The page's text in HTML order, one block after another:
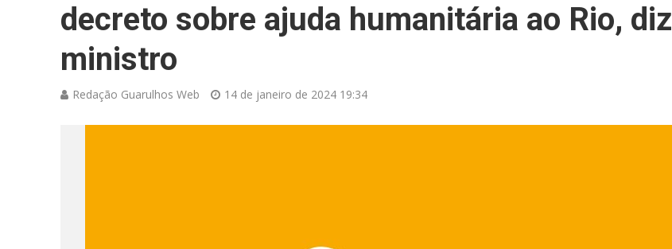
decreto sobre ajuda humanitária ao Rio, diz
ministro
Redação Guarulhos Web 14 de janeiro de 2024 19:34